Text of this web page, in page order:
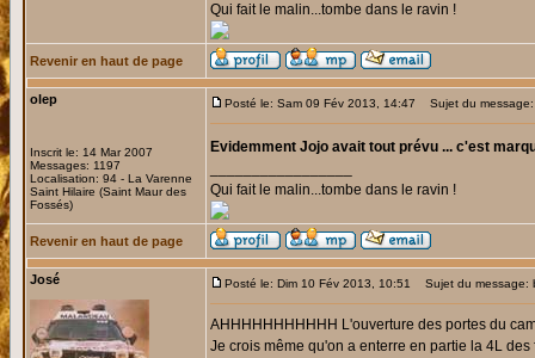
Qui fait le malin...tombe dans le ravin !
Revenir en haut de page
olep
Inscrit le: 14 Mar 2007
Messages: 1197
Localisation: 94 - La Varenne
Saint Hilaire (Saint Maur des
Fossés)
Posté le: Sam 09 Fév 2013, 14:47 Sujet du message:
Evidemment Jojo avait tout prévu ... c'est
Qui fait le malin...tombe dans le ravin !
Revenir en haut de page
José Posté le: Dim 10 Fév 2013, 10:51 Sujet du message:
AHHHHHHHHHHH L'ouverture des portes du
Je crois même qu'on a enterre en partie la 4L